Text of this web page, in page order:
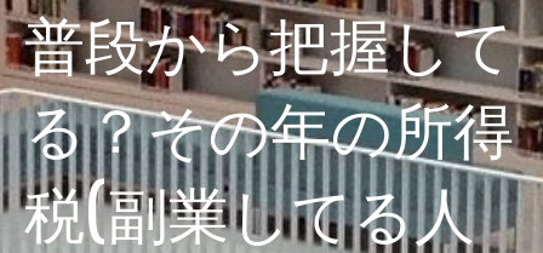
your
Japanese
clients
普段から把握して
る？その年の所得
税(副業してる人